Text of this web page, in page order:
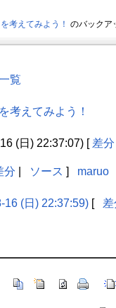
考えてみよう！ のバックア
覧
考えてみよう！
(日) 22:37:07) [ 差分
分 ソース ] maruo
16 (日) 22:37:59) [ 差